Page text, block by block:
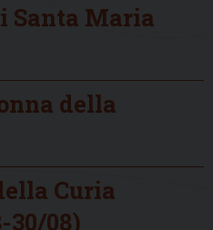
Santa Maria
della
Curia
30/08)